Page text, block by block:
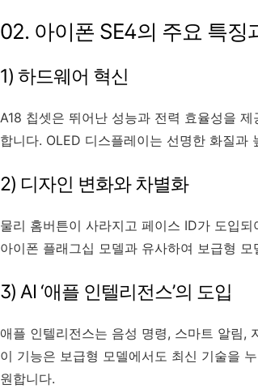
02. 아이폰 SE4의 주요 특징
1) 하드웨어 혁신
A18 칩셋은 뛰어난 성능과 전력 효율성을
합니다. OLED 디스플레이는 선명한 화질과
2) 디자인 변화와 차별화
물리 홈버튼이 사라지고 페이스 ID가 도입
아이폰 플래그십 모델과 유사하여 보급형
3) AI ‘애플 인텔리전스’의 도입
애플 인텔리전스는 음성 명령, 스마트 알림,
이 기능은 보급형 모델에서도 최신 기술을
원합니다.